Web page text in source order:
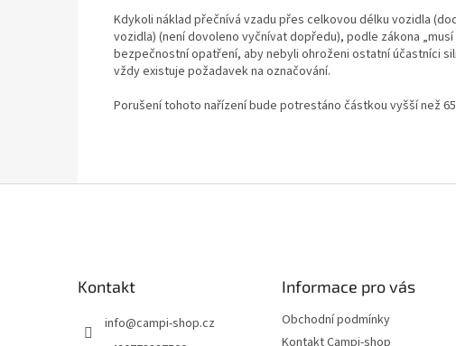
Kdykoli náklad přečnívá vzadu přes celkovou délku vozidla
vozidla) (není dovoleno vyčnívat dopředu), podle zákona
bezpečnostní opatření, aby nebyli ohroženi ostatní účastníci
vždy existuje požadavek na označování.
Porušení tohoto nařízení bude potrestáno částkou vyšší než
Kontakt
info@campi-shop.cz
Informace pro vás
Obchodní podmínky
Kontakt Campi-shop